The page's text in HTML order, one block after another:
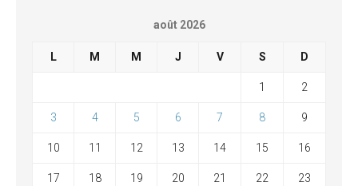
août 2026
L M M J V S D
1 2
3 4 5 6 7 8 9
10 11 12 13 14 15 16
17 18 19 20 21 22 23